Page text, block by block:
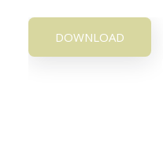
DOWNLOAD